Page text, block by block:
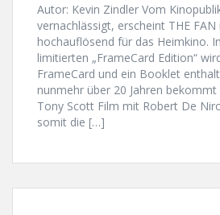
Autor: Kevin Zindler Vom
vernachlässigt, erscheint THE FAN
hochauflösend für das Heimkino.
limitierten „FrameCard Edition“
FrameCard und ein Booklet
nunmehr über 20 Jahren
Tony Scott Film mit Robert De
somit die […]